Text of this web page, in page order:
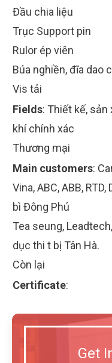
Đầu chia liệu
Trục Support pin
Rulor ép viên
Búa nghiền, đĩa dao
Vis tải
Fields: Thiết kế, sản
khí chính xác
Thương mại
Main customers:
Vina, ABC, ABB,
bì Đông Phú
Tea seung,
dục thi t bị Tân Hà.
Còn lại
Certificate:
Get